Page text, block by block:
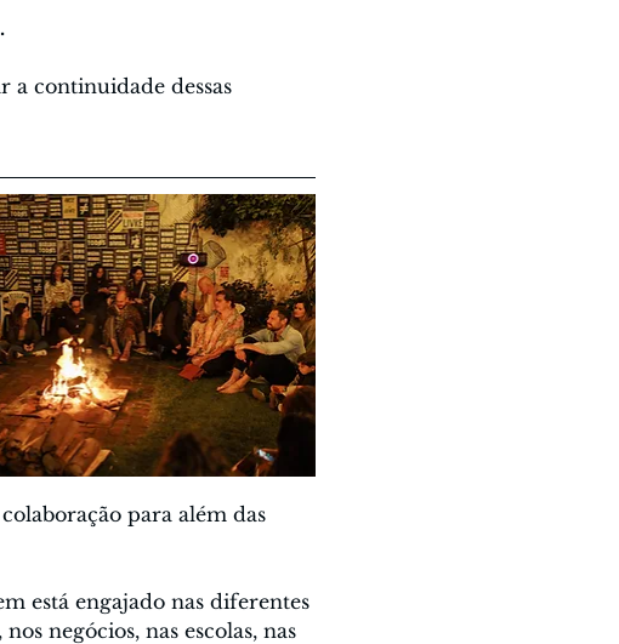
continuidade dessas
para além das
está engajado nas diferentes
negócios, nas escolas, nas